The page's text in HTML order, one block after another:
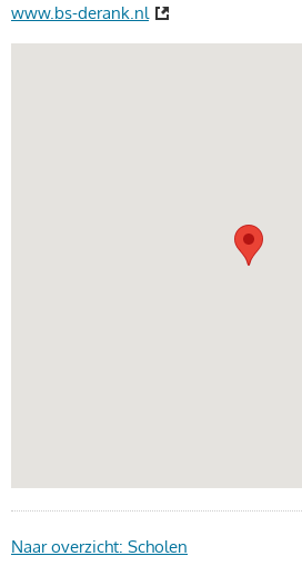
www.bs-derank.nl
Naar overzicht: Scholen